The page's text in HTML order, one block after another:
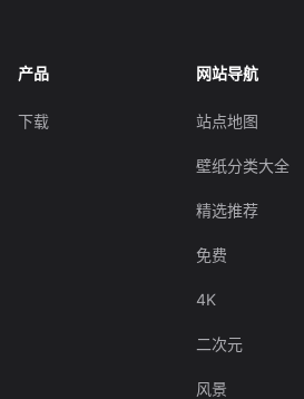
产品
下载
网站导航
站点地图
壁纸分类大全
精选推荐
免费
4K
二次元
风景